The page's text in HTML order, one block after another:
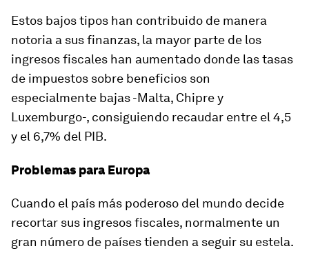
Estos bajos tipos han contribuido de manera
notoria a sus finanzas, la mayor parte de los
ingresos fiscales han aumentado donde las tasas
de impuestos sobre beneficios son
especialmente bajas -Malta, Chipre y
Luxemburgo-, consiguiendo recaudar entre el 4,5
y el 6,7% del PIB.
Problemas para Europa
Cuando el país más poderoso del mundo decide
recortar sus ingresos fiscales, normalmente un
gran número de países tienden a seguir su estela.